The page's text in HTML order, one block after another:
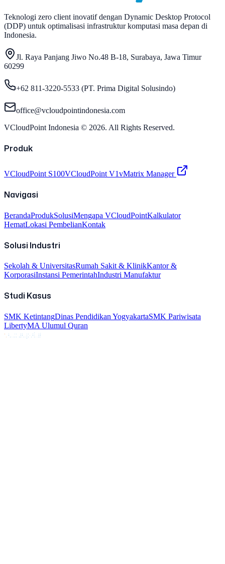
Teknologi zero client inovatif dengan Dynamic Desktop Protocol
(DDP) untuk optimalisasi infrastruktur komputasi masa depan di
Indonesia.
Jl. Raya Panjang Jiwo No.48 B-18, Surabaya, Jawa Timur
60299
+62 811-3220-5533 (PT. Prima Digital Solusindo)
office@vcloudpointindonesia.com
VCloudPoint Indonesia © 2026. All Rights Reserved.
Produk
VCloudPoint S100VCloudPoint V1vMatrix Manager
Navigasi
BerandaProdukSolusiMengapa VCloudPointKalkulator
HematLokasi PembelianKontak
Solusi Industri
Sekolah & UniversitasRumah Sakit & KlinikKantor &
KorporasiInstansi PemerintahIndustri Manufaktur
Studi Kasus
SMK KetintangDinas Pendidikan YogyakartaSMK Pariwisata
LibertyMA Ulumul Quran
v cloudpoint